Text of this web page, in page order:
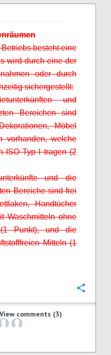
besteht eine
wird durch eine der
oder durch
sichergestellt:
und
Bereichen sind
Möbel
vorhanden, welche
ISO Typ I tragen (2
und die
Bereiche sind frei
Handtücher
Waschmitteln ohne
(1 Punkt), und die
Mitteln (1
comments (3)